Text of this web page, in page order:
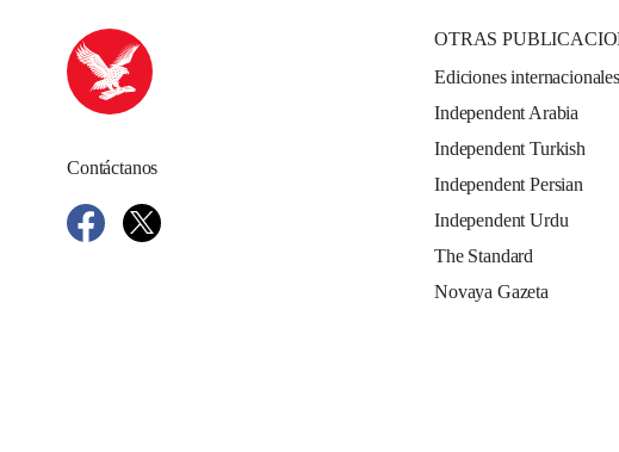
Contáctanos
OTRAS
Ediciones internacionales
Independent Arabia
Independent Turkish
Independent Persian
Independent Urdu
The Standard
Novaya Gazeta